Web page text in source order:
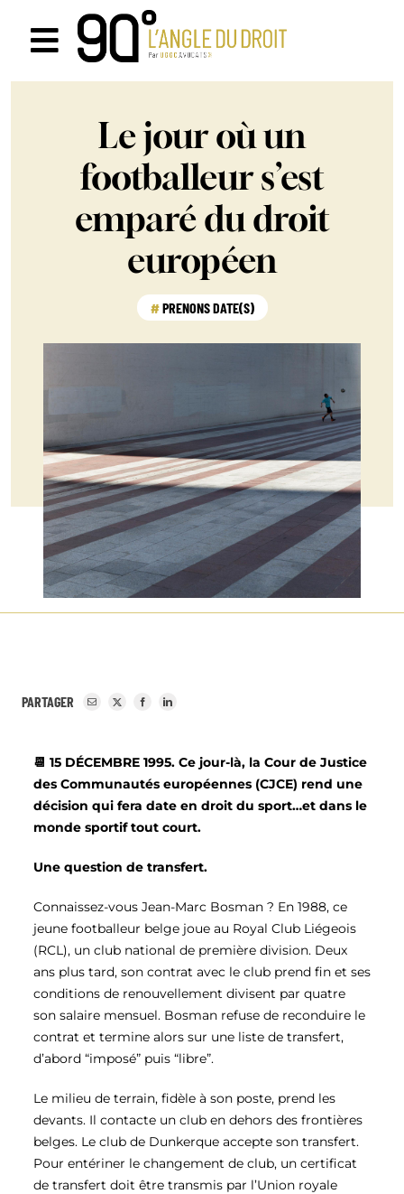
contenuNavigation
basculeLe jour où un
footballeur s’est
emparé du droit
européen
PRENONS DATE(S)
PARTAGER
📆 15 DÉCEMBRE 1995. Ce jour-là, la Cour de Justice
des Communautés européennes (CJCE) rend une
décision qui fera date en droit du sport…et dans le
monde sportif tout court.
Une question de transfert.
Connaissez-vous Jean-Marc Bosman ? En 1988, ce
jeune footballeur belge joue au Royal Club Liégeois
(RCL), un club national de première division. Deux
ans plus tard, son contrat avec le club prend fin et ses
conditions de renouvellement divisent par quatre
son salaire mensuel. Bosman refuse de reconduire le
contrat et termine alors sur une liste de transfert,
d’abord “imposé” puis “libre”.
Le milieu de terrain, fidèle à son poste, prend les
devants. Il contacte un club en dehors des frontières
belges. Le club de Dunkerque accepte son transfert.
Pour entériner le changement de club, un certificat
de transfert doit être transmis par l’Union royale